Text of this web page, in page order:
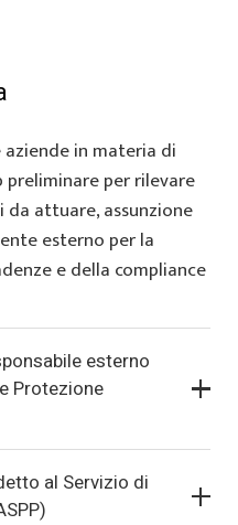
aziende in materia di
preliminare per rilevare
attuare, assunzione
esterno per la
e della compliance
esterno
Protezione
al Servizio di